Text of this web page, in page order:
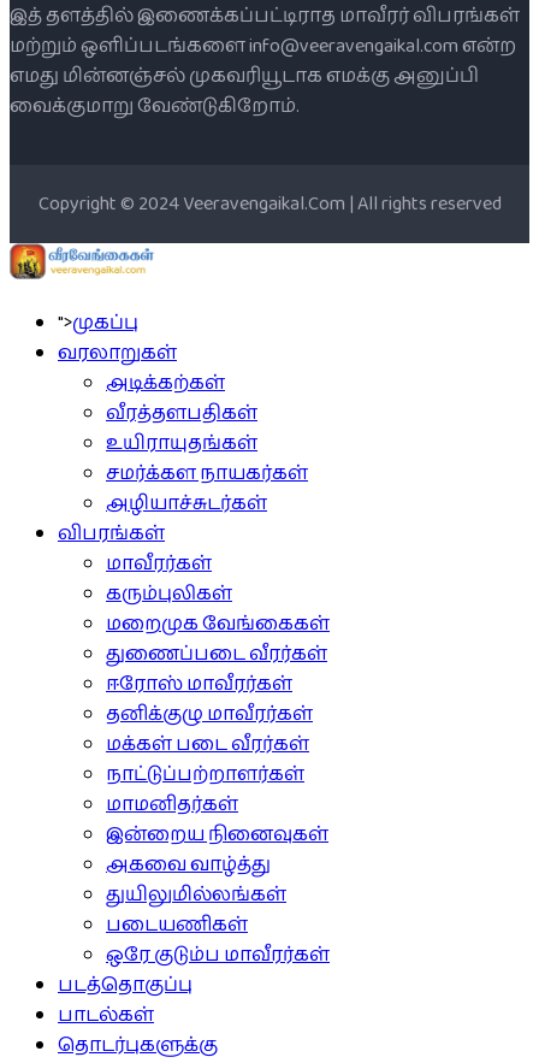
இத் தளத்தில் இணைக்கப்பட்டிராத மாவீரர் விபரங்கள்
மற்றும் ஒளிப்படங்களை info@veeravengaikal.com என்ற
எமது மின்னஞ்சல் முகவரியூடாக எமக்கு அனுப்பி
வைக்குமாறு வேண்டுகிறோம்.
Copyright © 2024 Veeravengaikal.Com | All rights reserved
">முகப்பு
வரலாறுகள்
அடிக்கற்கள்
வீரத்தளபதிகள்
உயிராயுதங்கள்
சமர்க்கள நாயகர்கள்
அழியாச்சுடர்கள்
விபரங்கள்
மாவீரர்கள்
கரும்புலிகள்
மறைமுக வேங்கைகள்
துணைப்படை வீரர்கள்
ஈரோஸ் மாவீரர்கள்
தனிக்குழு மாவீரர்கள்
மக்கள் படை வீரர்கள்
நாட்டுப்பற்றாளர்கள்
மாமனிதர்கள்
இன்றைய நினைவுகள்
அகவை வாழ்த்து
துயிலுமில்லங்கள்
படையணிகள்
ஒரே குடும்ப மாவீரர்கள்
படத்தொகுப்பு
பாடல்கள்
தொடர்புகளுக்கு